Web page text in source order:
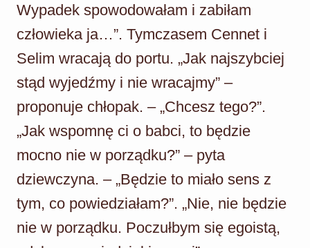
Wypadek spowodowałam i zabiłam
człowieka ja…”. Tymczasem Cennet i
Selim wracają do portu. „Jak najszybciej
stąd wyjedźmy i nie wracajmy” –
proponuje chłopak. – „Chcesz tego?”.
„Jak wspomnę ci o babci, to będzie
mocno nie w porządku?” – pyta
dziewczyna. – „Będzie to miało sens z
tym, co powiedziałam?”. „Nie, nie będzie
nie w porządku. Poczułbym się egoistą,